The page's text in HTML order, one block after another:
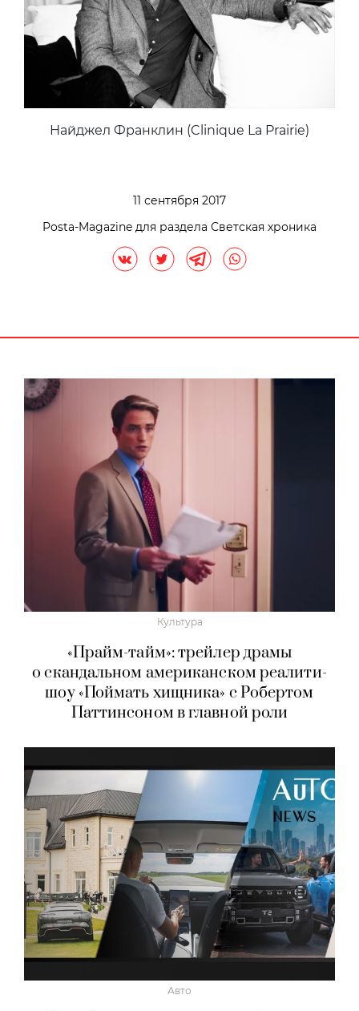
Найджел Франклин (Clinique La Prairie)
11 сентября 2017
Posta-Magazine для раздела Светская хроника
Культура
«Прайм-тайм»: трейлер драмы
о скандальном американском реалити-
шоу «Поймать хищника» с Робертом
Паттинсоном в главной роли
Авто